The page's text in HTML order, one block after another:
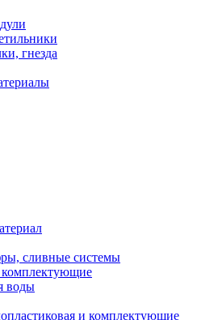
гнезда
сливные системы
воды
и комплектующие